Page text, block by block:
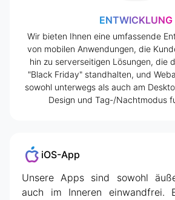
ENTWICKLUNG
Wir bieten Ihnen eine umfassende
von mobilen Anwendungen, die
hin zu serverseitigen Lösungen, die
"Black Friday" standhalten, und
sowohl unterwegs als auch am
Design und Tag-/Nachtmodus
iOS-App
Unsere Apps sind sowohl
auch im Inneren einwandfrei.